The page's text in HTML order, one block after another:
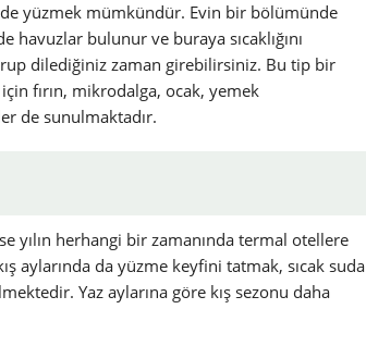
yüzmek mümkündür. Evin bir bölümünde
bulunur ve buraya sıcaklığını
dilediğiniz zaman girebilirsiniz. Bu tip bir
fırın, mikrodalga, ocak, yemek
de sunulmaktadır.
yılın herhangi bir zamanında termal otellere
aylarında da yüzme keyfini tatmak, sıcak suda
Yaz aylarına göre kış sezonu daha